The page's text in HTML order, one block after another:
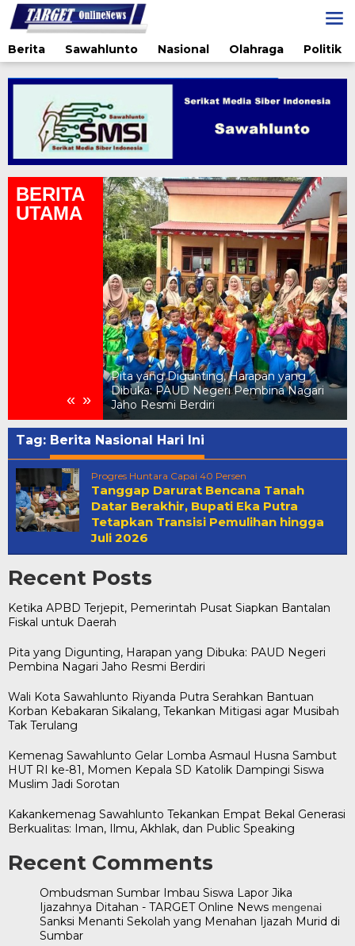
Lewati
ke
konten
Berita
Sawahlunto Nasional Olahraga Politik
BERITA
UTAMA
« »
Daerah
Pita yang Digunting, Harapan yang
Dibuka: PAUD Negeri Pembina Nagari
Jaho Resmi Berdiri
Tag: Berita Nasional Hari Ini
Progres Huntara Capai 40 Persen
Tanggap Darurat Bencana Tanah
Datar Berakhir, Bupati Eka Putra
Tetapkan Transisi Pemulihan hingga
Juli 2026
Recent Posts
Ketika APBD Terjepit, Pemerintah Pusat Siapkan Bantalan
Fiskal untuk Daerah
Pita yang Digunting, Harapan yang Dibuka: PAUD Negeri
Pembina Nagari Jaho Resmi Berdiri
Wali Kota Sawahlunto Riyanda Putra Serahkan Bantuan
Korban Kebakaran Sikalang, Tekankan Mitigasi agar Musibah
Tak Terulang
Kemenag Sawahlunto Gelar Lomba Asmaul Husna Sambut
HUT RI ke-81, Momen Kepala SD Katolik Dampingi Siswa
Muslim Jadi Sorotan
Kakankemenag Sawahlunto Tekankan Empat Bekal Generasi
Berkualitas: Iman, Ilmu, Akhlak, dan Public Speaking
Recent Comments
Ombudsman Sumbar Imbau Siswa Lapor Jika
Ijazahnya Ditahan - TARGET Online News mengenai
Sanksi Menanti Sekolah yang Menahan Ijazah Murid di
Sumbar